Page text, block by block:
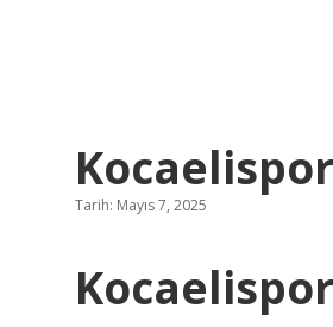
Tarih: Mayıs 7, 2025